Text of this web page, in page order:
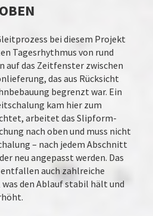
bei diesem Projekt
Tagesrhythmus von rund
auf das Zeitfenster zwischen
das aus Rücksicht
begrenzt war. Ein
kam hier zum
arbeitet das Slipform-
nach oben und muss nicht
– nach jedem Abschnitt
neu angepasst werden. Das
auch zahlreiche
den Ablauf stabil hält und